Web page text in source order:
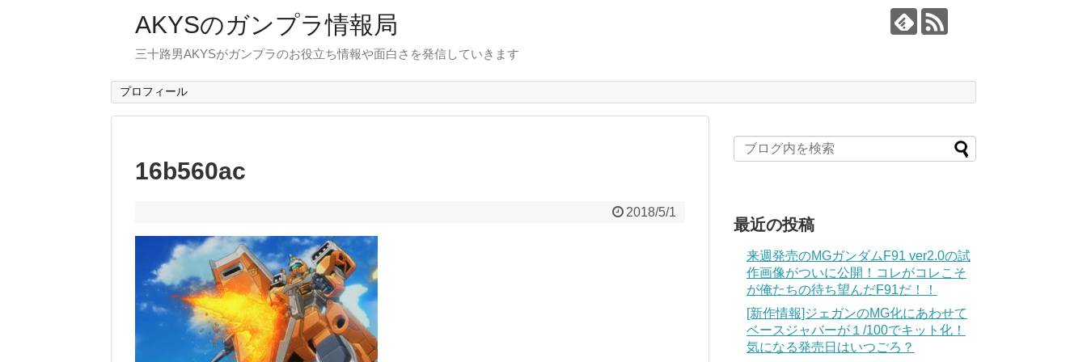
AKYSのガンプラ情報局
三十路男AKYSがガンプラのお役立ち情報や面白さを発信していきます
プロフィール
16b560ac
2018/5/1
最近の投稿
来週発売のMGガンダムF91 ver2.0の試
作画像がついに公開！コレがコレこそ
が俺たちの待ち望んだF91だ！！
[新作情報]ジェガンのMG化にあわせて
ベースジャバーが１/100でキット化！
気になる発売日はいつごろ？